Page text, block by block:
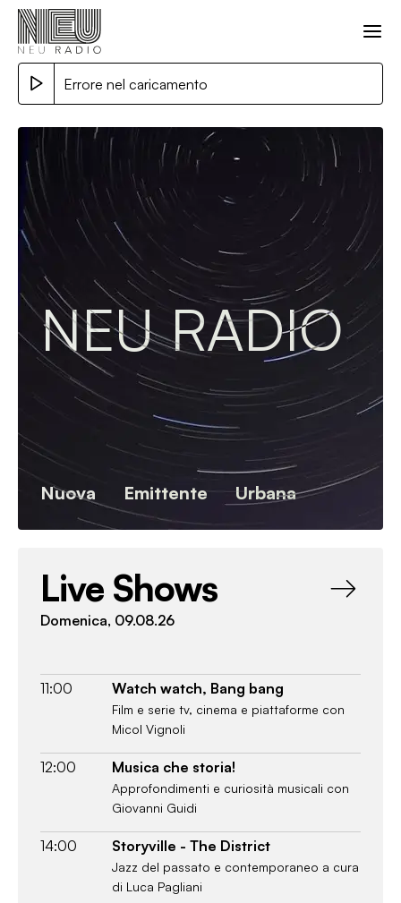
Errore nel caricamento
NEU RADIO
Nuova Emittente Urbana
Live Shows
Domenica, 09.08.26
11:00 Watch watch, Bang bang
Film e serie tv, cinema e piattaforme con
Micol Vignoli
12:00 Musica che storia!
Approfondimenti e curiosità musicali con
Giovanni Guidi
14:00 Storyville - The District
Jazz del passato e contemporaneo a cura
di Luca Pagliani